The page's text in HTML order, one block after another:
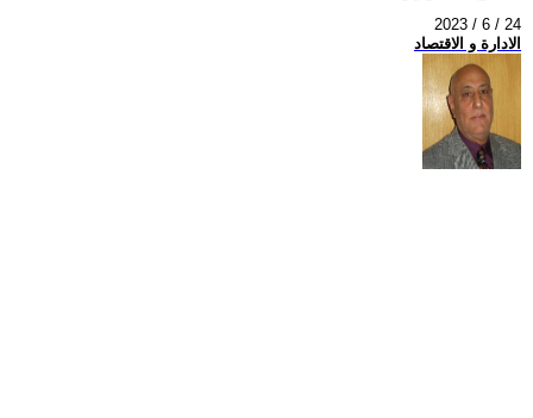
2023 / 6 / 24
الادارة و الاقتصاد